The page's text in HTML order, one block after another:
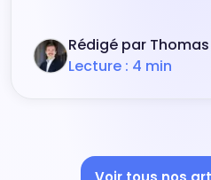
Rédigé par Thomas
Lecture : 4 min